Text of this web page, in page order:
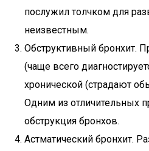
послужил толчком для
неизвестным.
Обструктивный бронхит.
(чаще всего
хронической (страдают
Одним из отличительных
обструкция бронхов.
Астматический бронхит.